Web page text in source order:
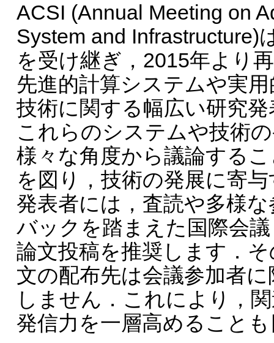
ACSI (Annual Meeting on
System and Infrastructure)
を受け継ぎ，2015年より
先進的計算システムや実
技術に関する幅広い研究
これらのシステムや技術
様々な角度から議論する
を図り，技術の発展に寄
発表者には，査読や多様
バックを踏まえた国際会
論文投稿を推奨します．
文の配布先は会議参加者
しません．これにより，
発信力を一層高めること